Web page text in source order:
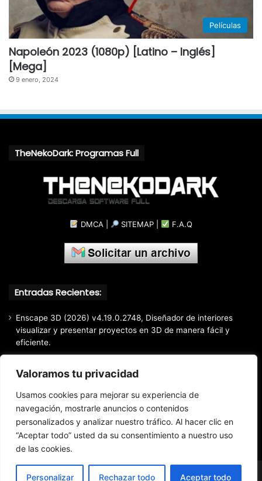
Valoramos tu privacidad
Usamos cookies para mejorar su experiencia de
navegación, mostrarle anuncios o contenidos
personalizados y analizar nuestro tráfico. Al hacer clic en
“Aceptar todo” usted da su consentimiento a nuestro uso
de las cookies.
Personalizar Rechazar todo Aceptar todo
Películas
Napoleón 2023 (1080p) [Latino – Inglés]
[Mega]
9 enero, 2024
TheNekoDark: Programas Full
DMCA SITEMAP F.A.Q
Entradas Recientes:
Enscape 3D (2026) v4.19.0.2748, Diseñador de interiores
visualizar y presentar proyectos en 3D de manera fácil y
eficiente.
EaseUS Partition Master Professional All Edition (2026)
v20.5.0 Build 202608010610, Crear y modificar particiones
fácil y rápido
EaseUS Todo Backup Home 2025 v16.3.1, Respaldo y
recuperación de archivos confiable